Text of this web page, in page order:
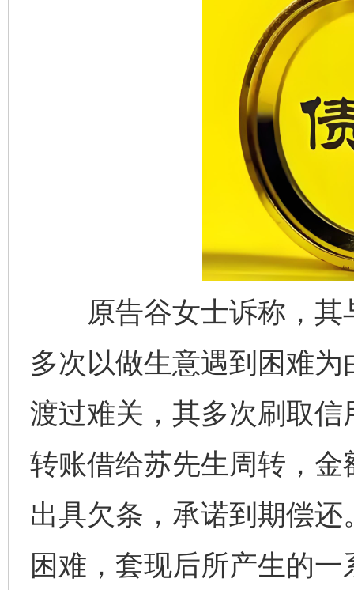
原告谷女士诉称，其
多次以做生意遇到困难
渡过难关，其多次刷取
转账借给苏先生周转，
出具欠条，承诺到期偿
困难，套现后所产生的